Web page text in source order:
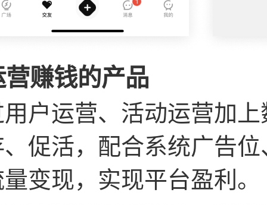
赚钱的产品
户运营、活动运营加
促活，配合系统广告
变现，实现平台盈利。